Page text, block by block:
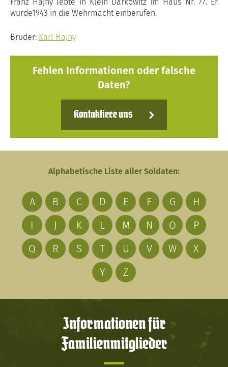
wurde1943 in die Wehrmacht einberufen.
Bruder: Karl Hajny
Fehlen Informationen oder falsche
Daten?
Kontaktiere uns
Alphabetische Liste aller Soldaten:
A B C D E F G
H
I
J K L M N O
P
Q
R S T U V W
X
Y
Z
Informationen für
Familienmitglieder